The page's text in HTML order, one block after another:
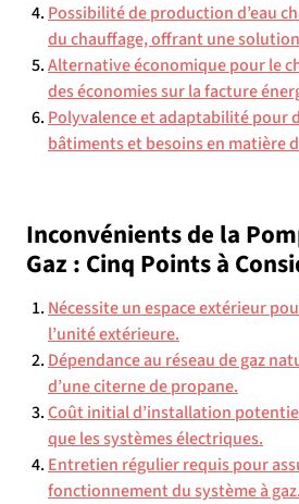
Possibilité de production d’eau
du chauffage, offrant une
Alternative économique pour le
des économies sur la facture
Polyvalence et adaptabilité pour
bâtiments et besoins en matière
Inconvénients de la
Gaz : Cinq Points à
Nécessite un espace extérieur
l’unité extérieure.
Dépendance au réseau de gaz
d’une citerne de propane.
Coût initial d’installation
que les systèmes électriques.
Entretien régulier requis pour
fonctionnement du système à gaz.